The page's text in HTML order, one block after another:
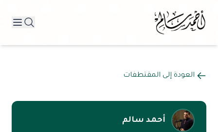
العودة إلى المقتطفات
أحمد سالم